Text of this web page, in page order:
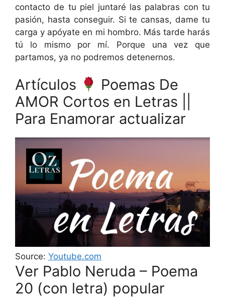
contacto de tu piel juntaré las palabras con tu
pasión, hasta conseguir. Si te cansas, dame tu
carga y apóyate en mi hombro. Más tarde harás
tú lo mismo por mí. Porque una vez que
partamos, ya no podremos detenernos.
Artículos
Poemas De
AMOR Cortos en Letras ||
Para Enamorar actualizar
Source: Youtube.com
Ver Pablo Neruda – Poema
20 (con letra) popular